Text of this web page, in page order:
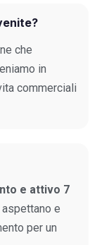
che
in
commerciali
e attivo 7
e
per un